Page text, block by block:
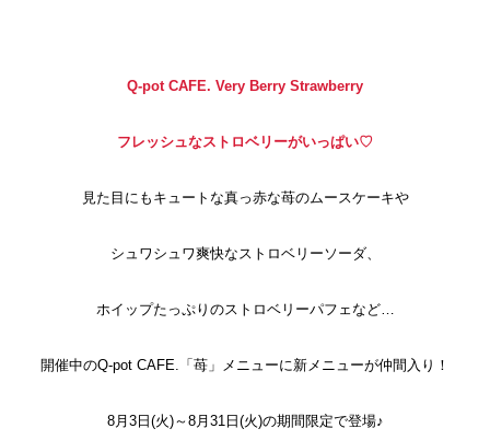
Q-pot CAFE. Very Berry Strawberry
フレッシュなストロベリーがいっぱい♡
見た目にもキュートな真っ赤な苺のムースケーキや
シュワシュワ爽快なストロベリーソーダ、
ホイップたっぷりのストロベリーパフェなど…
開催中のQ-pot CAFE.「苺」メニューに新メニューが仲間入り！
8月3日(火)～8月31日(火)の期間限定で登場♪